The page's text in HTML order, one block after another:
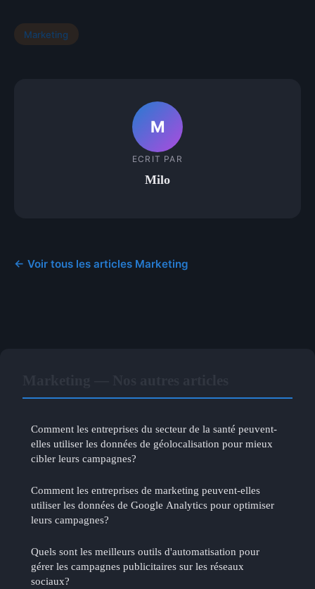
Marketing
M
ECRIT PAR
Milo
← Voir tous les articles Marketing
Comment les entreprises du secteur de la santé peuvent-
elles utiliser les données de géolocalisation pour mieux
cibler leurs campagnes?
Comment les entreprises de marketing peuvent-elles
utiliser les données de Google Analytics pour optimiser
leurs campagnes?
Quels sont les meilleurs outils d'automatisation pour
gérer les campagnes publicitaires sur les réseaux
sociaux?